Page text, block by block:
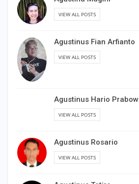
Agustina Magini
Agustinus Fian Arfianto
Agustinus Hario Prabowo
Agustinus Rosario
VIEW ALL POSTS